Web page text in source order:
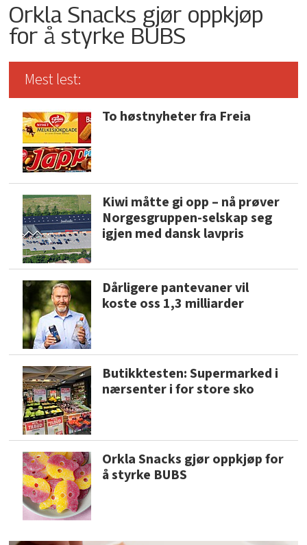
Orkla Snacks gjør oppkjøp
for å styrke BUBS
Mest lest:
To høstnyheter fra Freia
Kiwi måtte gi opp – nå prøver
Norgesgruppen-selskap seg
igjen med dansk lavpris
Dårligere pantevaner vil
koste oss 1,3 milliarder
Butikktesten: Supermarked i
nærsenter i for store sko
Orkla Snacks gjør oppkjøp for
å styrke BUBS